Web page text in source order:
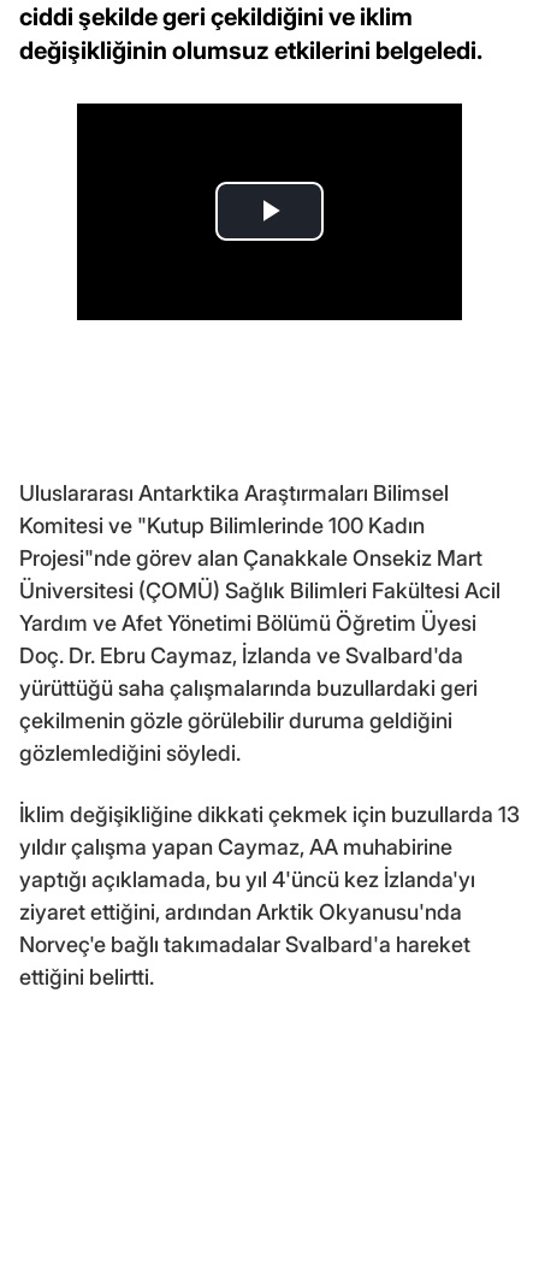
ciddi şekilde geri çekildiğini ve iklim
değişikliğinin olumsuz etkilerini belgeledi.
Uluslararası Antarktika Araştırmaları Bilimsel
Komitesi ve "Kutup Bilimlerinde 100 Kadın
Projesi"nde görev alan Çanakkale Onsekiz Mart
Üniversitesi (ÇOMÜ) Sağlık Bilimleri Fakültesi Acil
Yardım ve Afet Yönetimi Bölümü Öğretim Üyesi
Doç. Dr. Ebru Caymaz, İzlanda ve Svalbard'da
yürüttüğü saha çalışmalarında buzullardaki geri
çekilmenin gözle görülebilir duruma geldiğini
gözlemlediğini söyledi.
İklim değişikliğine dikkati çekmek için buzullarda 13
yıldır çalışma yapan Caymaz, AA muhabirine
yaptığı açıklamada, bu yıl 4'üncü kez İzlanda'yı
ziyaret ettiğini, ardından Arktik Okyanusu'nda
Norveç'e bağlı takımadalar Svalbard'a hareket
ettiğini belirtti.